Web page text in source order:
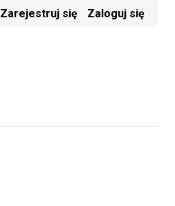
Zarejestruj się Zaloguj się